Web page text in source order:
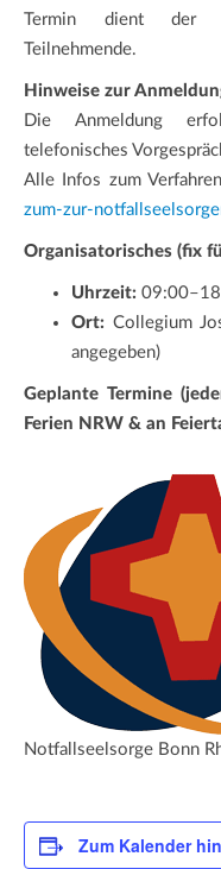
Termin dient der
Teilnehmende.
Hinweise zur
Die Anmeldung
telefonisches
Alle Infos zum
zum-zur-
Organisatorisches (fix
Uhrzeit:
Ort: Collegium
angegeben)
Geplante Termine
Ferien NRW & an
Notfallseelsorge Bonn
Zum Kalender